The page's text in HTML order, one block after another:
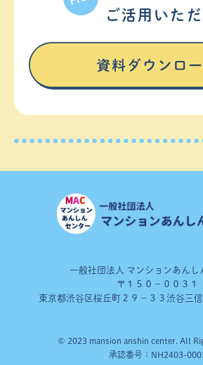
ご活⽤いた
一般社団法人 マンションあんし
〒１５０－００３１
東京都渋谷区桜丘町２９－３３渋谷三
© 2023 mansion anshin center. All
承認番号：NH2403-